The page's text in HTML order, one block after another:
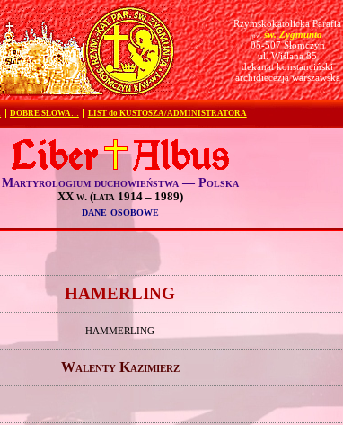
Rzymskokatolicka Parafia
pw.św. Zygmunta
05-507 Słomczyn
ul. Wiślana 85
dekanat konstanciński
archidiecezja warszawska
DOBRE SŁOWA… LIST do KUSTOSZA/ADMINISTRATORA
Martyrologium duchowieństwa — Polska
XX w. (lata 1914 – 1989)
dane osobowe
HAMERLING
HAMMERLING
Walenty Kazimierz